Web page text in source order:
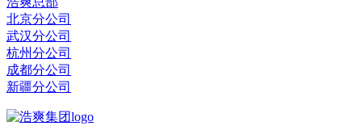
北京分公司
武汉分公司
杭州分公司
成都分公司
新疆分公司